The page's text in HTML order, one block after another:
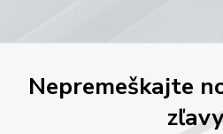
Nepremeškajte